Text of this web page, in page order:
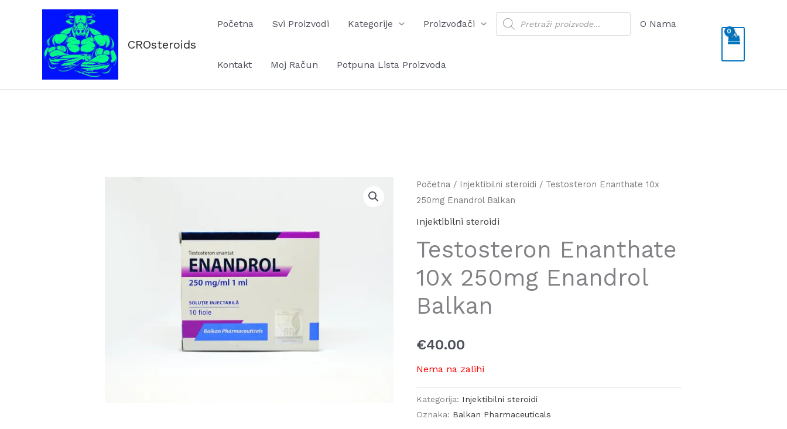
CROsteroids
Početna Svi Proizvodi Kategorije Proizvođači
Products
search
O Nama
Kontakt Moj Račun Potpuna Lista Proizvoda
Početna / Injektibilni steroidi / Testosteron Enanthate 10x
250mg Enandrol Balkan
Injektibilni steroidi
Testosteron Enanthate
10x 250mg Enandrol
Balkan
€40.00
Nema na zalihi
Kategorija: Injektibilni steroidi
Oznaka: Balkan Pharmaceuticals